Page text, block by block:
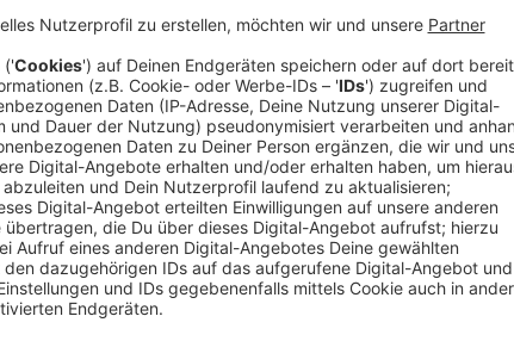
Supermarktparkplatz sind häufig Privatgelände
Anzeige
Ein Supermarktparkplatz ist in den meisten Fällen
entscheiden, wer dort steht. Die Supermärkte wollen,
irgendwelche Pendler oder Anwohner dort parken.
maximal eine oder zwei Stunden zum Einkaufen geparkt
Kassenpersonal keine Zeit hat draußen noch zu
Märkte die Parkplätze von anderen Firmen
die Regel ist dann: Parkscheibe ins Auto legen,